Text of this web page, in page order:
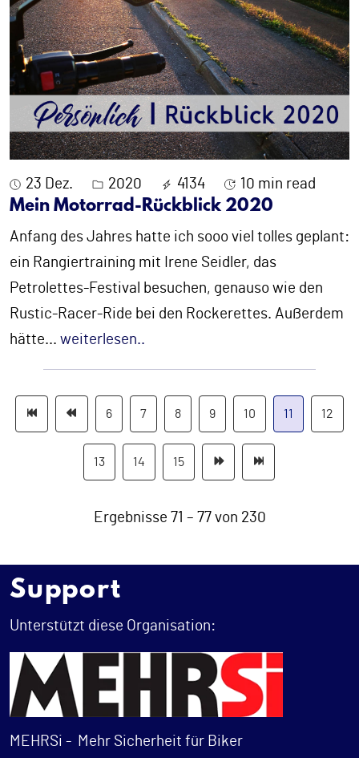
23 Dez. 2020 4134 10 min read
Mein Motorrad-Rückblick 2020
Anfang des Jahres hatte ich sooo viel tolles geplant:
ein Rangiertraining mit Irene Seidler, das
Petrolettes-Festival besuchen, genauso wie den
Rustic-Racer-Ride bei den Rockerettes. Außerdem
hätte... weiterlesen..
6 7 8 9 10 11 12
13 14 15
Ergebnisse 71 – 77 von 230
Support
Unterstützt diese Organisation:
MEHRSi - Mehr Sicherheit für Biker